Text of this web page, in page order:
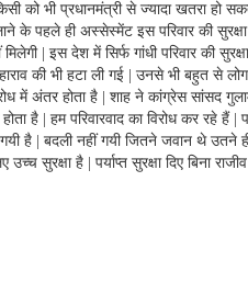
को भी प्रधानमंत्री से ज्यादा खतरा हो
के पहले ही अस्सेस्मेंट इस परिवार की
मिलेगी | इस देश में सिर्फ गांधी परिवार की
की भी हटा ली गई | उनसे भी बहुत से
में अंतर होता है | शाह ने कांग्रेस सांसद
है | हम परिवारवाद का विरोध कर रहे
गयी है | बदली नहीं गयी जितने जवान थे
सुरक्षा है | पर्याप्त सुरक्षा दिए बिना